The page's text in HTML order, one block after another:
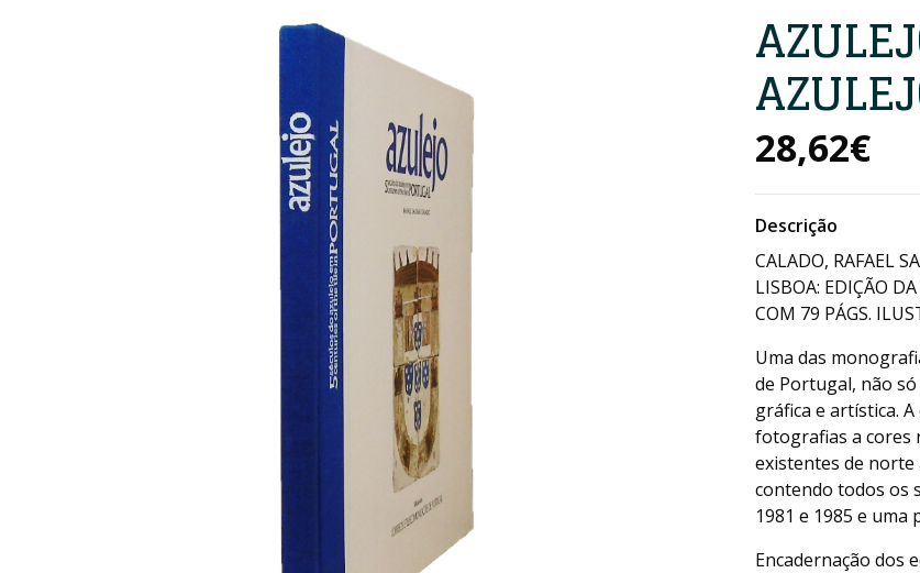
28,62€
Descrição
CALADO, RAFAEL
LISBOA: EDIÇÃO
COM 79 PÁGS.
Uma das
de Portugal, não
gráfica e artística.
fotografias a cores
existentes de norte
contendo todos os
1981 e 1985 e uma
Encadernação dos